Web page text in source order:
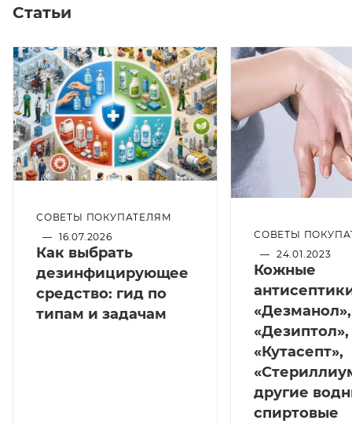
Статьи
СОВЕТЫ ПОКУПАТЕЛЯМ
— 16.07.2026
Как выбрать
дезинфицирующее
средство: гид по
типам и задачам
СОВЕТЫ
— 24.01.2023
Кожные
«Дезманол»,
«Дезиптол»,
«Кутасепт»,
другие
спиртовые